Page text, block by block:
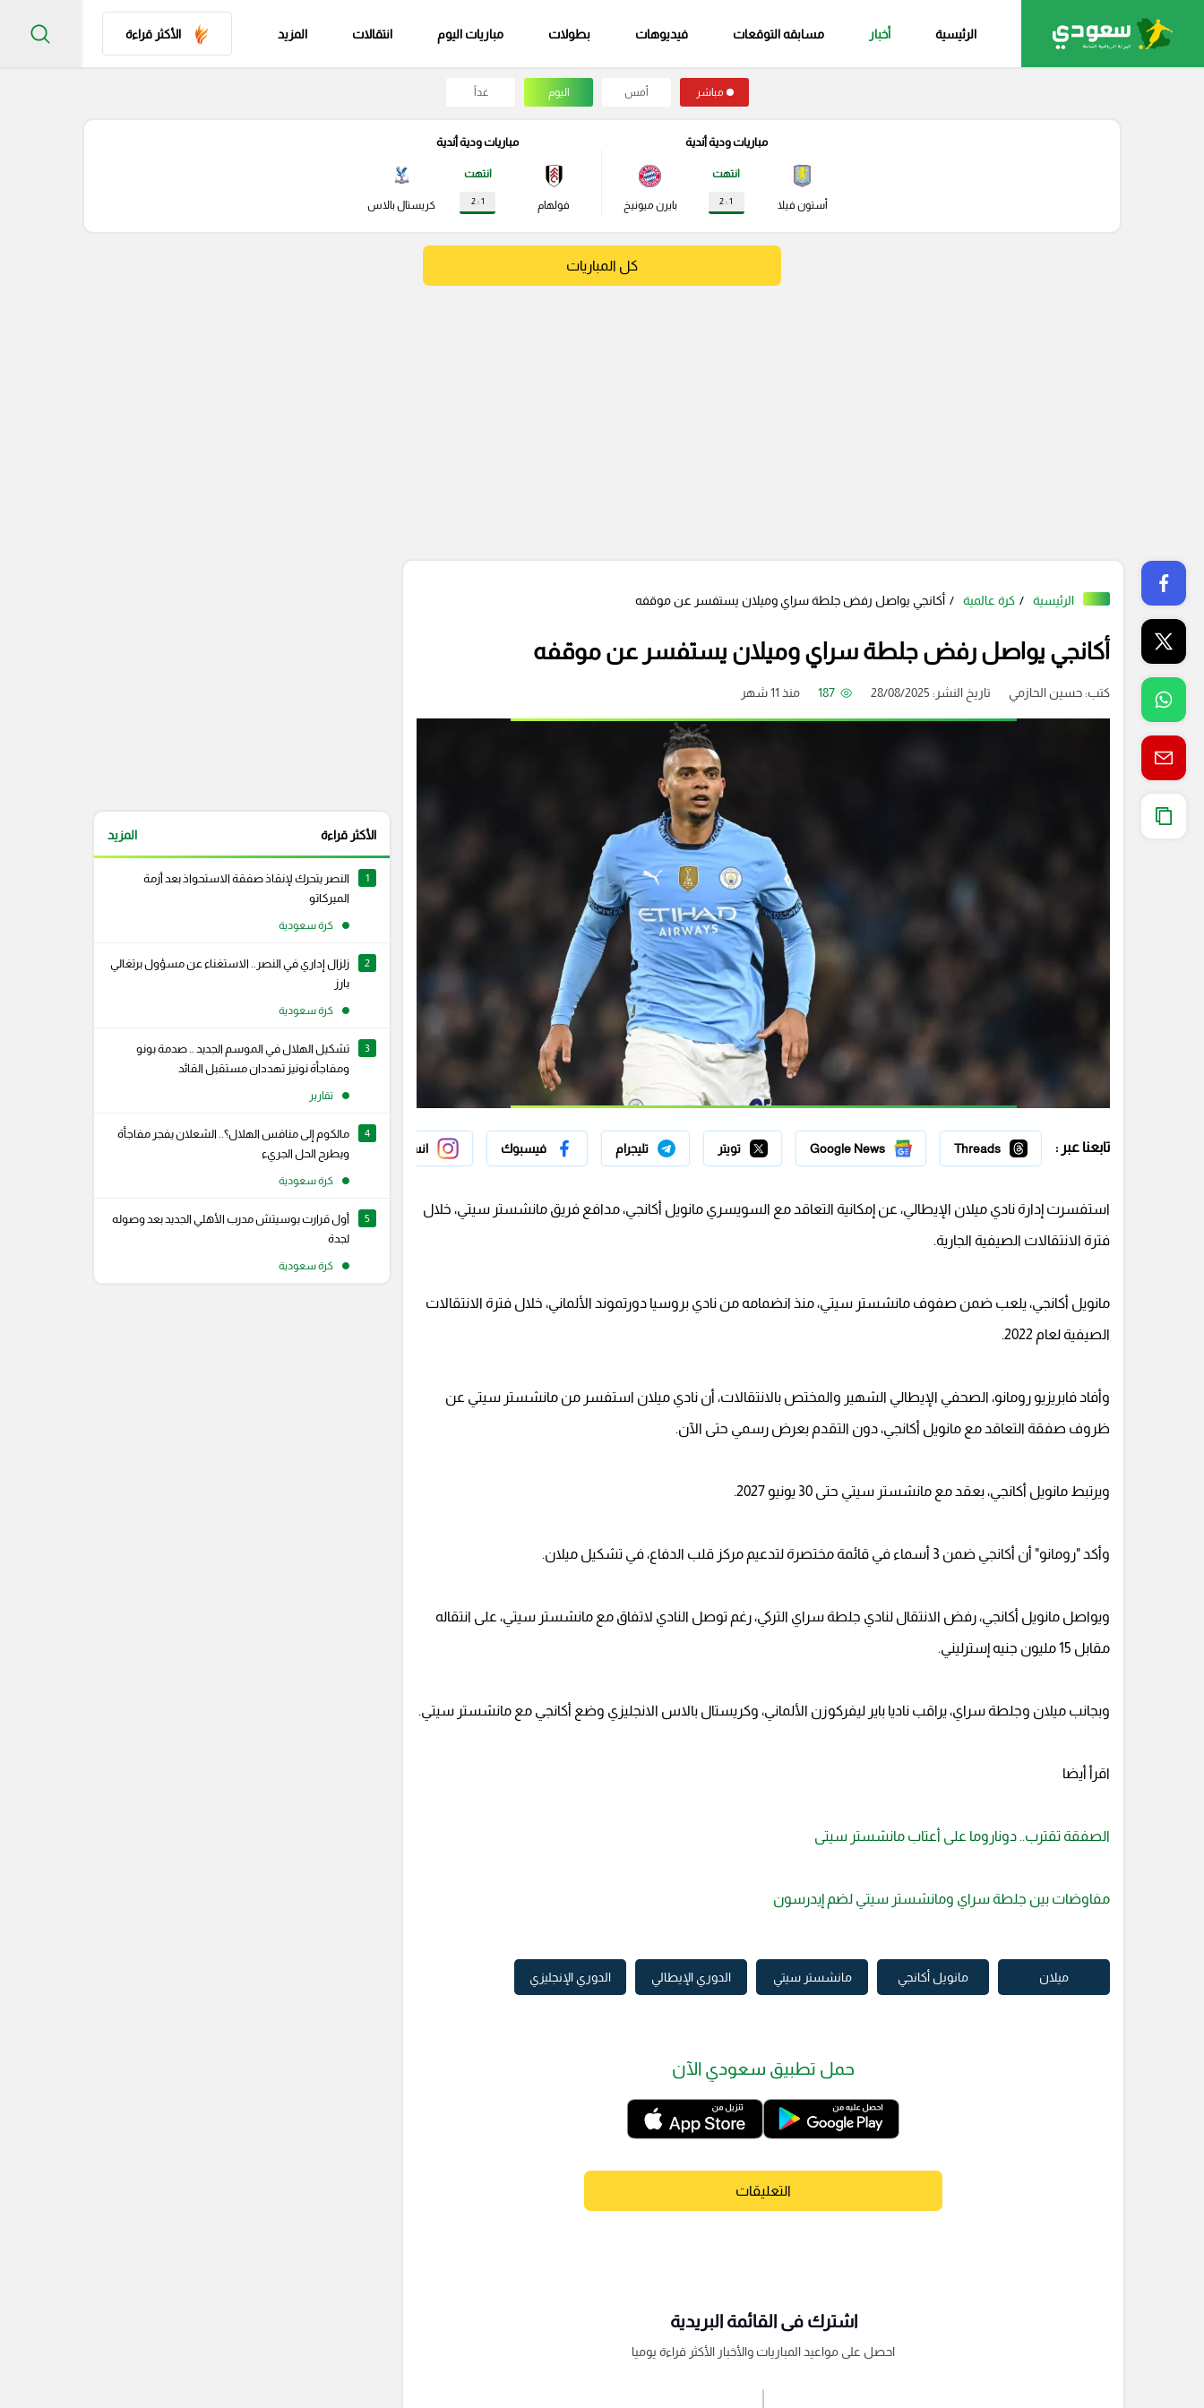
الرئيسية أخبار مسابقه التوقعات فيديوهات بطولات مباريات اليوم انتقالات المزيد الأكثر قراءة
مباشر أمس اليوم غداً
مباريات ودية أندية
أستون فيلا
انتهت
1 : 2 بايرن ميونيخ
مباريات ودية أندية
فولهام
انتهت
1 : 2 كريستال بالاس
كل المباريات
الرئيسية كرة عالمية أكانجي يواصل رفض جلطة سراي وميلان يستفسر عن موقفه
أكانجي يواصل رفض جلطة سراي وميلان يستفسر عن موقفه
كتب:حسين الحازمي تاريخ النشر: 28/08/2025 187 منذ 11 شهر
تابعنا عبر : Threads
Google News تويتر تليجرام فيسبوك انستجرام سناب شات
استفسرت إدارة نادي ميلان الإيطالي، عن إمكانية التعاقد مع السويسري مانويل أكانجي، مدافع فريق مانشستر سيتي، خلال
فترة الانتقالات الصيفية الجارية.
مانويل أكانجي، يلعب ضمن صفوف مانشستر سيتي، منذ انضمامه من نادي بروسيا دورتموند الألماني، خلال فترة الانتقالات
الصيفية لعام 2022.
وأفاد فابريزيو رومانو، الصحفي الإيطالي الشهير والمختص بالانتقالات، أن نادي ميلان استفسر من مانشستر سيتي عن
ظروف صفقة التعاقد مع مانويل أكانجي، دون التقدم بعرض رسمي حتى الآن.
ويرتبط مانويل أكانجي، بعقد مع مانشستر سيتي حتى 30 يونيو 2027.
وأكد "رومانو" أن أكانجي ضمن 3 أسماء في قائمة مختصرة لتدعيم مركز قلب الدفاع، في تشكيل ميلان.
ويواصل مانويل أكانجي، رفض الانتقال لنادي جلطة سراي التركي، رغم توصل النادي لاتفاق مع مانشستر سيتي، على انتقاله
مقابل 15 مليون جنيه إسترليني.
وبجانب ميلان وجلطة سراي، يراقب ناديا باير ليفركوزن الألماني، وكريستال بالاس الانجليزي وضع أكانجي مع مانشستر سيتي.
اقرأ أيضا
الصفقة تقترب.. دوناروما على أعتاب مانشستر سيتى
مفاوضات بين جلطة سراي ومانشستر سيتي لضم إيدرسون
ميلان مانويل أكانجي مانشستر سيتي الدوري الإيطالي الدوري الإنجليزي
حمل تطبيق سعودي الآن
التعليقات
اشترك فى القائمة البريدية
احصل على مواعيد المباريات والأخبار الأكثر قراءة يوميا
الأكثر قراءة المزيد
1
النصر يتحرك لإنقاذ صفقة الاستحواذ بعد أزمة
الميركاتو
كرة سعودية
2
زلزال إداري في النصر.. الاستغناء عن مسؤول برتغالي
بارز
كرة سعودية
3
تشكيل الهلال في الموسم الجديد .. صدمة بونو
ومفاجأة نونيز تهددان مستقبل القائد
تقارير
4
مالكوم إلى منافس الهلال؟.. الشعلان يفجر مفاجأة
ويطرح الحل الجريء
كرة سعودية
5
أول قرارت بوسيتش مدرب الأهلي الجديد بعد وصوله
لجدة
كرة سعودية